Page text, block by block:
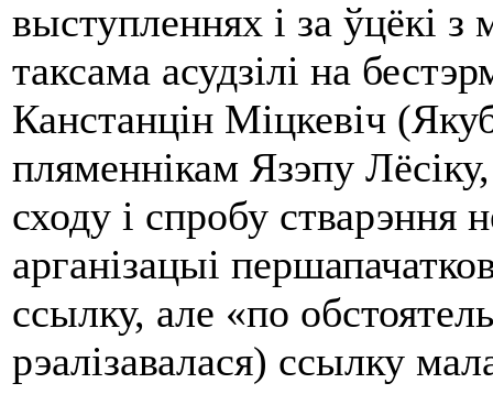
выступленнях і за ўцёкі з
таксама асудзілі на
Канстанцін Міцкевіч
пляменнікам Язэпу
сходу і спробу стварэння
арганізацыі
ссылку, але «по
рэалізавалася) ссылку